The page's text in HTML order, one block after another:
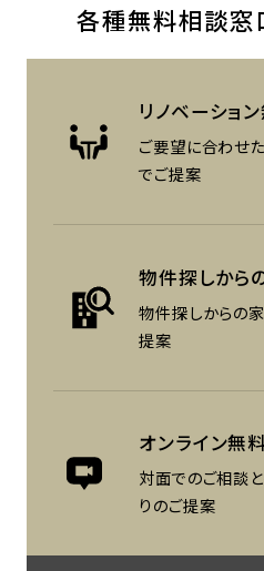
各種無料相談窓
リノベーション
ご要望に合わせ
でご提案
物件探しから
物件探しからの
提案
オンライン無
対面でのご相談
りのご提案